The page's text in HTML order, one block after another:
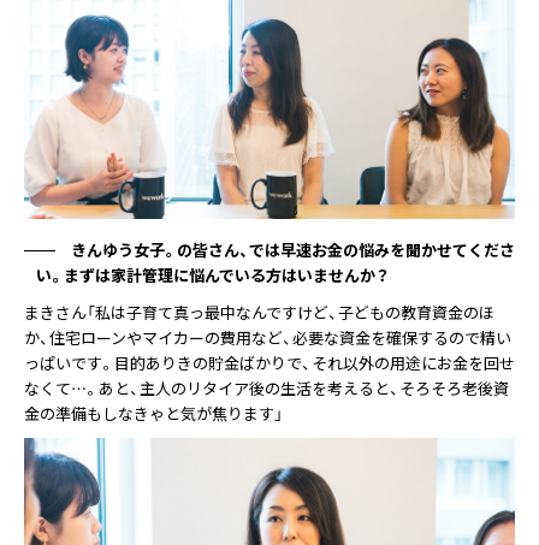
きんゆう女子。の皆さん、では早速お金の悩みを聞かせてくださ
い。まずは家計管理に悩んでいる方はいませんか？
まきさん「私は子育て真っ最中なんですけど、子どもの教育資金のほ
か、住宅ローンやマイカーの費用など、必要な資金を確保するので精い
っぱいです。目的ありきの貯金ばかりで、それ以外の用途にお金を回せ
なくて…。あと、主人のリタイア後の生活を考えると、そろそろ老後資
金の準備もしなきゃと気が焦ります」